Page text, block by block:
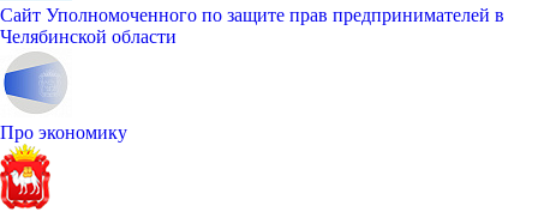
Сайт Уполномоченного по защите прав предпринимателей в
Челябинской области
Про экономику